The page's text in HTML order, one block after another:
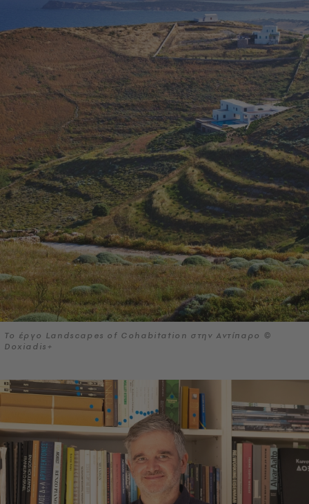
Το έργο Landscapes of Cohabitation στην Αντίπαρο ©
Doxiadis+